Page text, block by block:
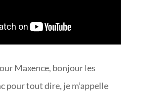
Maxence, bonjour les
pour tout dire, je m’appelle